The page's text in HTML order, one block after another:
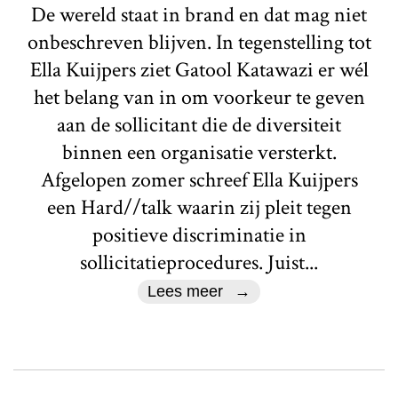
De wereld staat in brand en dat mag niet
onbeschreven blijven. In tegenstelling tot
Ella Kuijpers ziet Gatool Katawazi er wél
het belang van in om voorkeur te geven
aan de sollicitant die de diversiteit
binnen een organisatie versterkt.
Afgelopen zomer schreef Ella Kuijpers
een Hard//talk waarin zij pleit tegen
positieve discriminatie in
sollicitatieprocedures. Juist...
Lees meer